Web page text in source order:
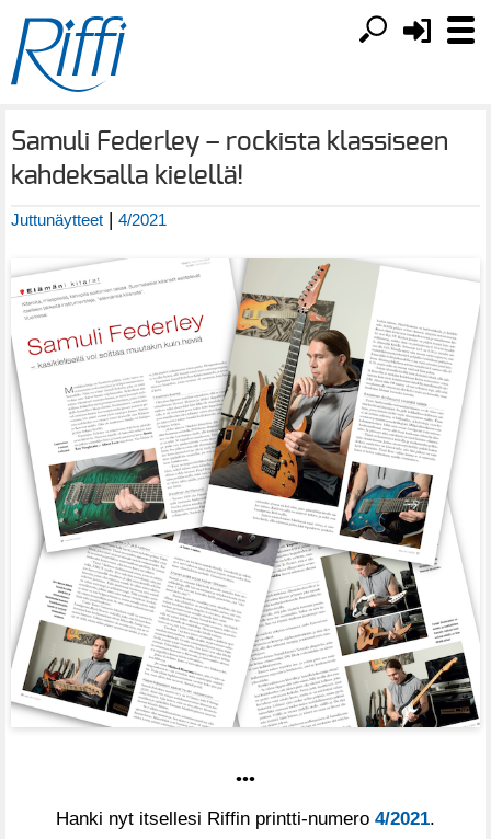
Samuli Federley – rockista klassiseen
kahdeksalla kielellä!
Juttunäytteet | 4/2021
•••
Hanki nyt itsellesi Riffin printti-numero 4/2021.